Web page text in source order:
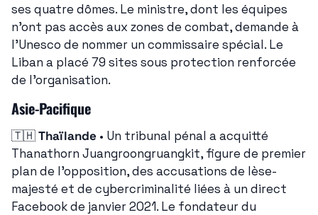
ses quatre dômes. Le ministre, dont les équipes
n'ont pas accès aux zones de combat, demande à
l'Unesco de nommer un commissaire spécial. Le
Liban a placé 79 sites sous protection renforcée
de l'organisation.
Asie-Pacifique
🇹🇭Thaïlande • Un tribunal pénal a acquitté
Thanathorn Juangroongruangkit, figure de premier
plan de l'opposition, des accusations de lèse-
majesté et de cybercriminalité liées à un direct
Facebook de janvier 2021. Le fondateur du